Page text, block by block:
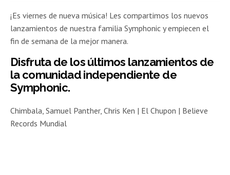
¡Es viernes de nueva música! Les compartimos los nuevos
lanzamientos de nuestra familia Symphonic y empiecen el
fin de semana de la mejor manera.
Disfruta de los últimos lanzamientos de
la comunidad independiente de
Symphonic.
Chimbala, Samuel Panther, Chris Ken | El Chupon | Believe
Records Mundial